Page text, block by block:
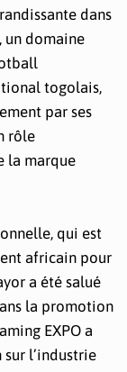
dans
un domaine
togolais,
par ses
rôle
la marque
qui est
africain pour
a été salué
la promotion
EXPO a
l’industrie